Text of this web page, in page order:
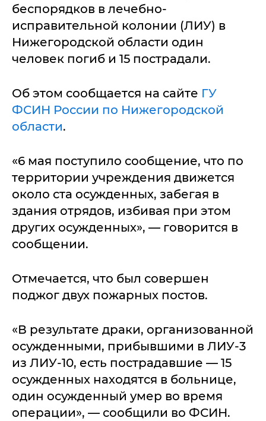
беспорядков в лечебно-
исправительной колонии (ЛИУ) в
Нижегородской области один
человек погиб и 15 пострадали.
Об этом сообщается на сайте ГУ
ФСИН России по Нижегородской
области.
«6 мая поступило сообщение, что по
территории учреждения движется
около ста осужденных, забегая в
здания отрядов, избивая при этом
других осужденных», — говорится в
сообщении.
Отмечается, что был совершен
поджог двух пожарных постов.
«В результате драки, организованной
осужденными, прибывшими в ЛИУ-3
из ЛИУ-10, есть пострадавшие — 15
осужденных находятся в больнице,
один осужденный умер во время
операции», — сообщили во ФСИН.